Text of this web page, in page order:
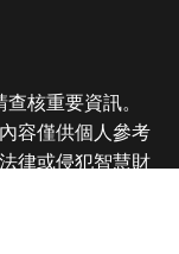
核重要資訊。
容僅供個人參考
律或侵犯智慧財